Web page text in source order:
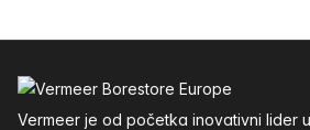
Vermeer je od početka inovativni lider